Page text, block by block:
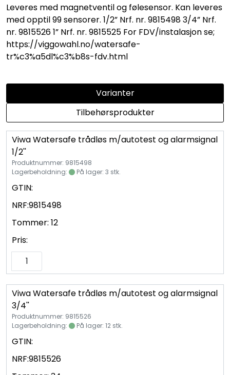
Leveres med magnetventil og følesensor. Kan leveres
med opptil 99 sensorer. 1/2” Nrf. nr. 9815498 3/4” Nrf.
nr. 9815526 1” Nrf. nr. 9815525 For FDV/instalasjon se;
https://viggowahl.no/watersafe-
tr%c3%a5dl%c3%b8s-fdv.html
Varianter
Tilbehørsprodukter
Viwa Watersafe trådløs m/autotest og alarmsignal
1/2''
Produktnummer: 9815498
Lagerbeholdning:
På lager: 3 stk.
GTIN:
NRF:9815498
Tommer: 12
Pris:
Viwa Watersafe trådløs m/autotest og alarmsignal
3/4''
Produktnummer: 9815526
Lagerbeholdning:
På lager: 12 stk.
GTIN:
NRF:9815526
Målere
Skap
Viftekonvektorer
Unipak
Vannprøver
Syrefast
TA-SCOPE